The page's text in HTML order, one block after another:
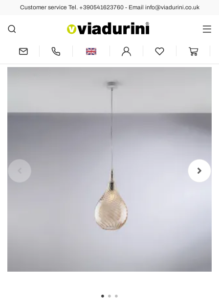
Customer service Tel. +390541623760 - Email info@viadurini.co.uk
Back Previous Next
Iron Pendant Lamp with Pyrex Glass
Made in Italy - Amazonia